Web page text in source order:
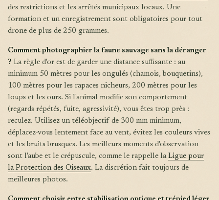
des restrictions et les arrêtés municipaux locaux. Une
formation et un enregistrement sont obligatoires pour tout
drone de plus de 250 grammes.
Comment photographier la faune sauvage sans la déranger
? La règle d'or est de garder une distance suffisante : au
minimum 50 mètres pour les ongulés (chamois, bouquetins),
100 mètres pour les rapaces nicheurs, 200 mètres pour les
loups et les ours. Si l'animal modifie son comportement
(regards répétés, fuite, agressivité), vous êtes trop près :
reculez. Utilisez un téléobjectif de 300 mm minimum,
déplacez-vous lentement face au vent, évitez les couleurs vives
et les bruits brusques. Les meilleurs moments d'observation
sont l'aube et le crépuscule, comme le rappelle la Ligue pour
la Protection des Oiseaux. La discrétion fait toujours de
meilleures photos.